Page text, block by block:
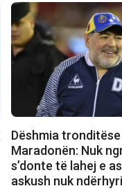
Dëshmia
Maradonën: Nuk
s’donte të lahej e
askush nuk ndërhyri